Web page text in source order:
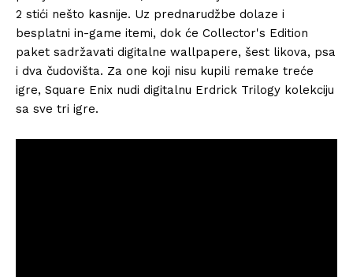
2 stići nešto kasnije. Uz prednarudžbe dolaze i
besplatni in-game itemi, dok će Collector's Edition
paket sadržavati digitalne wallpapere, šest likova, psa
i dva čudovišta. Za one koji nisu kupili remake treće
igre, Square Enix nudi digitalnu Erdrick Trilogy kolekciju
sa sve tri igre.